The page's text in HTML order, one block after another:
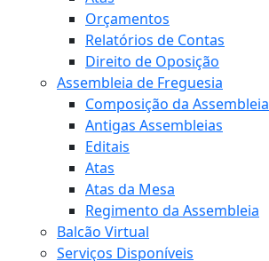
Orçamentos
Relatórios de Contas
Direito de Oposição
Assembleia de Freguesia
Composição da Assembleia
Antigas Assembleias
Editais
Atas
Atas da Mesa
Regimento da Assembleia
Balcão Virtual
Serviços Disponíveis